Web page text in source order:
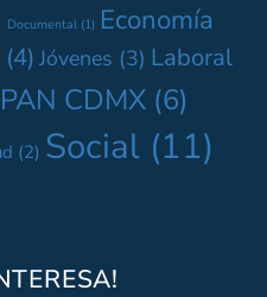
Documental (1) Economía
(4) Jóvenes (3) Laboral
PAN CDMX (6)
(2) Social (11)